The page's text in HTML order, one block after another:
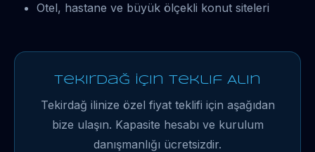
Otel, hastane ve büyük ölçekli konut siteleri
Tekirdağ İçin Teklif Alın
Tekirdağ ilinize özel fiyat teklifi için aşağıdan
bize ulaşın. Kapasite hesabı ve kurulum
danışmanlığı ücretsizdir.